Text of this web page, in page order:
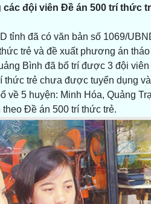
đội viên Đề án 500 trí thức
tỉnh đã có văn bản số 1069/
trẻ và đề xuất phương án
Bình đã bố trí được 3 đội
thức trẻ chưa được tuyển dụng
5 huyện: Minh Hóa, Quảng
Đề án 500 trí thức trẻ.